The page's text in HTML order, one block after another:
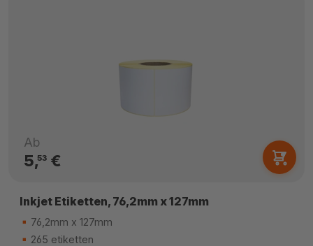
Ab
5,53€
Inkjet Etiketten, 76,2mm x 127mm
76,2mm x 127mm
265 etiketten